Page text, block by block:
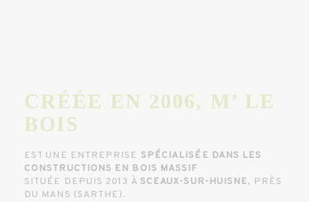
CRÉÉE EN 2006, M’ LE
BOIS
EST UNE ENTREPRISE SPÉCIALISÉE DANS LES
CONSTRUCTIONS EN BOIS MASSIF
SITUÉE DEPUIS 2013 À SCEAUX-SUR-HUISNE, PRÈS
DU MANS (SARTHE).